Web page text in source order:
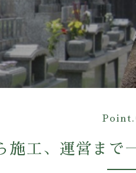
施工、運営まで